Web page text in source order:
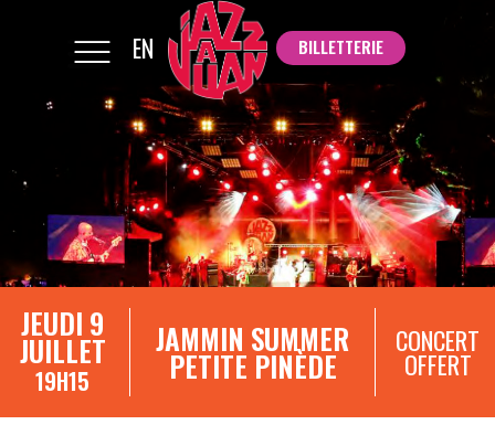
EN BILLETTERIE
JEUDI 9
JUILLET
19H15
JAMMIN SUMMER
PETITE PINÈDE
CONCERT
OFFERT
BILLETTERIE